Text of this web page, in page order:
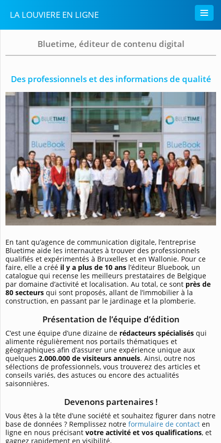
LA LOUVIERE EN LIGNE
Bluetime, éditeur de contenu digital
Des professionnels et des informations de qualité
En tant qu’agence de communication digitale, l’entreprise
Bluetime aide les internautes à trouver des professionnels
qualifiés et expérimentés à Bruxelles et en Wallonie. Pour ce
faire, elle a créé il y a plus de 10 ans l’éditeur Bluebook, un
catalogue qui recense les meilleurs prestataires de Belgique
par domaine d’activité et localisation. Au total, ce sont près de
80 secteurs qui sont proposés, allant de l’immobilier à la
construction, en passant par le jardinage et la plomberie.
Présentation de l’équipe d’édition
C’est une équipe d’une dizaine de rédacteurs spécialisés qui
alimente régulièrement nos portails thématiques et
géographiques afin d’assurer une expérience unique aux
quelques 2.000.000 de visiteurs annuels. Ainsi, outre nos
sélections de professionnels, vous trouverez des articles et
conseils variés, des astuces ou encore des actualités
saisonnières.
Devenons partenaires !
Vous êtes à la tête d’une société et souhaitez figurer dans notre
base de données ? Remplissez notre formulaire de contact en
ligne en nous précisant votre activité et vos qualifications, et
gagnez rapidement en visibilité.